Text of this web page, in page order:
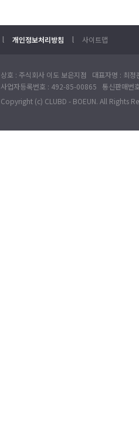
l 개인정보처리방침 l 사이트맵
상호 : 주식회사 이도 보은지점 대표자명 : 최
사업자등록번호 : 492-85-00865 통신판매
Copyright (c) CLUBD - BOEUN. All Rights